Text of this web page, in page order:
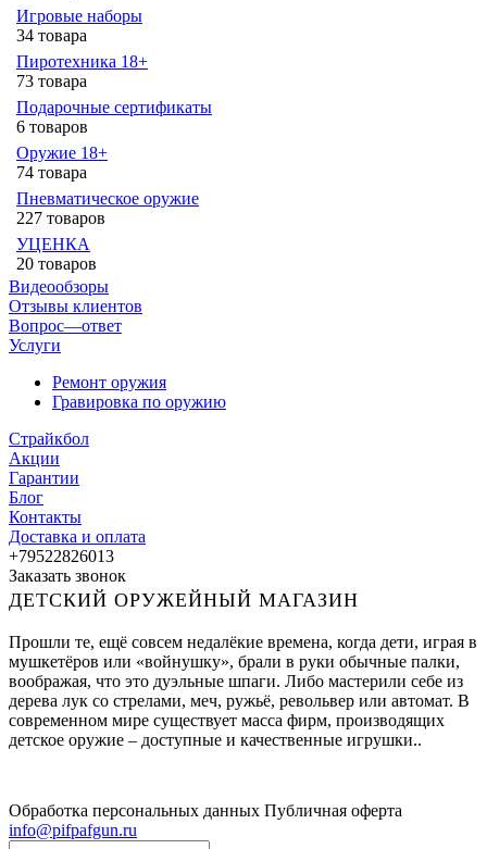
Игровые наборы
34 товара
Пиротехника 18+
73 товара
Подарочные сертификаты
6 товаров
Оружие 18+
74 товара
Пневматическое оружие
227 товаров
УЦЕНКА
20 товаров
Видеообзоры
Отзывы клиентов
Вопрос—ответ
Услуги
Ремонт оружия
Гравировка по оружию
Страйкбол
Акции
Гарантии
Блог
Контакты
Доставка и оплата
+79522826013
Заказать звонок
ДЕТСКИЙ ОРУЖЕЙНЫЙ МАГАЗИН
Прошли те, ещё совсем недалёкие времена, когда дети, играя в
мушкетёров или «войнушку», брали в руки обычные палки,
воображая, что это дуэльные шпаги. Либо мастерили себе из
дерева лук со стрелами, меч, ружьё, револьвер или автомат. В
современном мире существует масса фирм, производящих
детское оружие – доступные и качественные игрушки..
Обработка персональных данных Публичная оферта
info@pifpafgun.ru